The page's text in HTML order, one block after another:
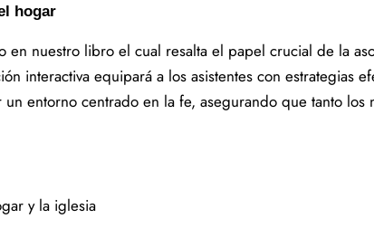
hogar
en nuestro libro el cual resalta el papel crucial de la
interactiva equipará a los asistentes con estrategias
entorno centrado en la fe, asegurando que tanto
y la iglesia